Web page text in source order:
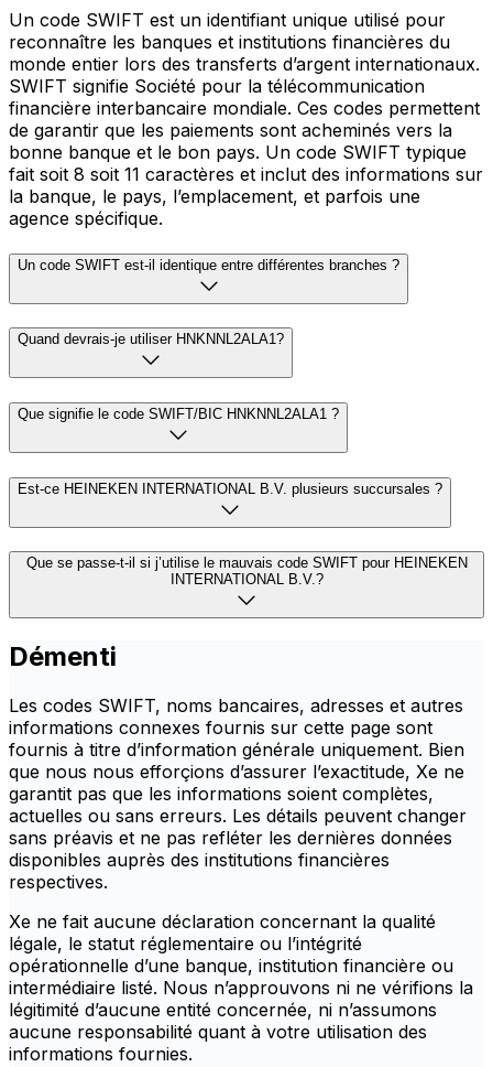
Un code SWIFT est un identifiant unique utilisé pour
reconnaître les banques et institutions financières du
monde entier lors des transferts d’argent internationaux.
SWIFT signifie Société pour la télécommunication
financière interbancaire mondiale. Ces codes permettent
de garantir que les paiements sont acheminés vers la
bonne banque et le bon pays. Un code SWIFT typique
fait soit 8 soit 11 caractères et inclut des informations sur
la banque, le pays, l’emplacement, et parfois une
agence spécifique.
Un code SWIFT est-il identique entre différentes branches ?
Quand devrais-je utiliser HNKNNL2ALA1?
Que signifie le code SWIFT/BIC HNKNNL2ALA1 ?
Est-ce HEINEKEN INTERNATIONAL B.V. plusieurs succursales ?
Que se passe-t-il si j’utilise le mauvais code SWIFT pour HEINEKEN
INTERNATIONAL B.V.?
Démenti
Les codes SWIFT, noms bancaires, adresses et autres
informations connexes fournis sur cette page sont
fournis à titre d’information générale uniquement. Bien
que nous nous efforçions d’assurer l’exactitude, Xe ne
garantit pas que les informations soient complètes,
actuelles ou sans erreurs. Les détails peuvent changer
sans préavis et ne pas refléter les dernières données
disponibles auprès des institutions financières
respectives.
Xe ne fait aucune déclaration concernant la qualité
légale, le statut réglementaire ou l’intégrité
opérationnelle d’une banque, institution financière ou
intermédiaire listé. Nous n’approuvons ni ne vérifions la
légitimité d’aucune entité concernée, ni n’assumons
aucune responsabilité quant à votre utilisation des
informations fournies.